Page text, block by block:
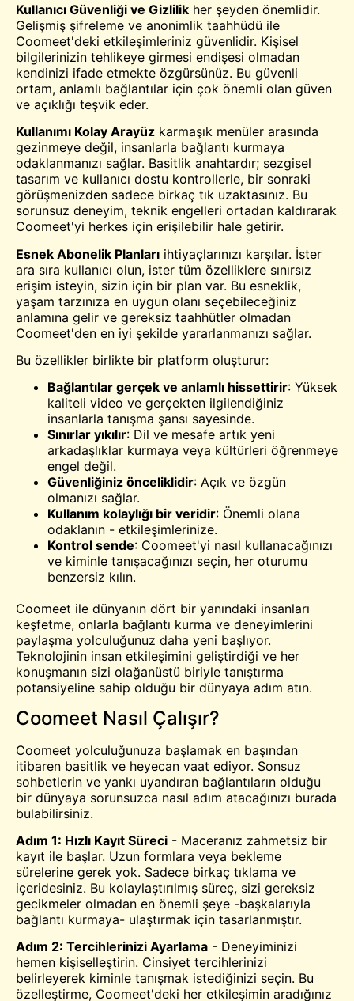
Kullanıcı Güvenliği ve Gizlilik her şeyden önemlidir.
Gelişmiş şifreleme ve anonimlik taahhüdü ile
Coomeet'deki etkileşimleriniz güvenlidir. Kişisel
bilgilerinizin tehlikeye girmesi endişesi olmadan
kendinizi ifade etmekte özgürsünüz. Bu güvenli
ortam, anlamlı bağlantılar için çok önemli olan güven
ve açıklığı teşvik eder.
Kullanımı Kolay Arayüz karmaşık menüler arasında
gezinmeye değil, insanlarla bağlantı kurmaya
odaklanmanızı sağlar. Basitlik anahtardır; sezgisel
tasarım ve kullanıcı dostu kontrollerle, bir sonraki
görüşmenizden sadece birkaç tık uzaktasınız. Bu
sorunsuz deneyim, teknik engelleri ortadan kaldırarak
Coomeet'yi herkes için erişilebilir hale getirir.
Esnek Abonelik Planları ihtiyaçlarınızı karşılar. İster
ara sıra kullanıcı olun, ister tüm özelliklere sınırsız
erişim isteyin, sizin için bir plan var. Bu esneklik,
yaşam tarzınıza en uygun olanı seçebileceğiniz
anlamına gelir ve gereksiz taahhütler olmadan
Coomeet'den en iyi şekilde yararlanmanızı sağlar.
Bu özellikler birlikte bir platform oluşturur:
Bağlantılar gerçek ve anlamlı hissettirir: Yüksek
kaliteli video ve gerçekten ilgilendiğiniz
insanlarla tanışma şansı sayesinde.
Sınırlar yıkılır: Dil ve mesafe artık yeni
arkadaşlıklar kurmaya veya kültürleri öğrenmeye
engel değil.
Güvenliğiniz önceliklidir: Açık ve özgün
olmanızı sağlar.
Kullanım kolaylığı bir veridir: Önemli olana
odaklanın - etkileşimlerinize.
Kontrol sende: Coomeet'yi nasıl kullanacağınızı
ve kiminle tanışacağınızı seçin, her oturumu
benzersiz kılın.
Coomeet ile dünyanın dört bir yanındaki insanları
keşfetme, onlarla bağlantı kurma ve deneyimlerini
paylaşma yolculuğunuz daha yeni başlıyor.
Teknolojinin insan etkileşimini geliştirdiği ve her
konuşmanın sizi olağanüstü biriyle tanıştırma
potansiyeline sahip olduğu bir dünyaya adım atın.
Coomeet Nasıl Çalışır?
Coomeet yolculuğunuza başlamak en başından
itibaren basitlik ve heyecan vaat ediyor. Sonsuz
sohbetlerin ve yankı uyandıran bağlantıların olduğu
bir dünyaya sorunsuzca nasıl adım atacağınızı burada
bulabilirsiniz.
Adım 1: Hızlı Kayıt Süreci - Maceranız zahmetsiz bir
kayıt ile başlar. Uzun formlara veya bekleme
sürelerine gerek yok. Sadece birkaç tıklama ve
içeridesiniz. Bu kolaylaştırılmış süreç, sizi gereksiz
gecikmeler olmadan en önemli şeye -başkalarıyla
bağlantı kurmaya- ulaştırmak için tasarlanmıştır.
Adım 2: Tercihlerinizi Ayarlama - Deneyiminizi
hemen kişiselleştirin. Cinsiyet tercihlerinizi
belirleyerek kiminle tanışmak istediğinizi seçin. Bu
özelleştirme, Coomeet'deki her etkileşimin aradığınız